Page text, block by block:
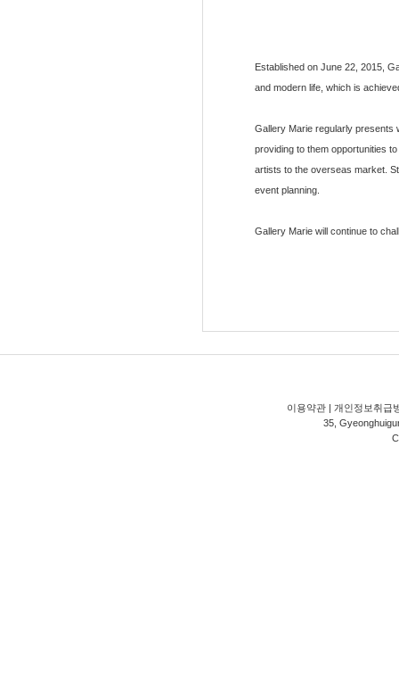
Established on June 22, 2015,
and modern life, which is
Gallery Marie regularly presents
providing to them opportunities
artists to the overseas market.
event planning.
Gallery Marie will continue to
이용약관 | 개인정보취급
35,